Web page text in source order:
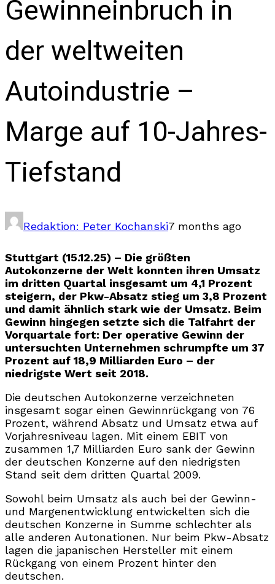
Gewinneinbruch in
der weltweiten
Autoindustrie –
Marge auf 10-Jahres-
Tiefstand
Redaktion: Peter Kochanski7 months ago
Stuttgart (15.12.25) – Die größten
Autokonzerne der Welt konnten ihren Umsatz
im dritten Quartal insgesamt um 4,1 Prozent
steigern, der Pkw-Absatz stieg um 3,8 Prozent
und damit ähnlich stark wie der Umsatz. Beim
Gewinn hingegen setzte sich die Talfahrt der
Vorquartale fort: Der operative Gewinn der
untersuchten Unternehmen schrumpfte um 37
Prozent auf 18,9 Milliarden Euro – der
niedrigste Wert seit 2018.
Die deutschen Autokonzerne verzeichneten
insgesamt sogar einen Gewinnrückgang von 76
Prozent, während Absatz und Umsatz etwa auf
Vorjahresniveau lagen. Mit einem EBIT von
zusammen 1,7 Milliarden Euro sank der Gewinn
der deutschen Konzerne auf den niedrigsten
Stand seit dem dritten Quartal 2009.
Sowohl beim Umsatz als auch bei der Gewinn-
und Margenentwicklung entwickelten sich die
deutschen Konzerne in Summe schlechter als
alle anderen Autonationen. Nur beim Pkw-Absatz
lagen die japanischen Hersteller mit einem
Rückgang von einem Prozent hinter den
deutschen.